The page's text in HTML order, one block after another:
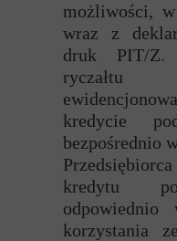
możliwości,
wraz z
druk PIT/
ryczałtu
kredycie
bezpośrednio
kredytu
korzystania